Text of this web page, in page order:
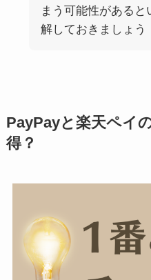
まう可能性があると
解しておきましょう
PayPayと楽天ペイ
得？